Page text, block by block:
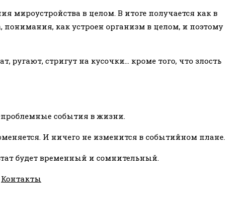
мироустройства в целом. В итоге получается как в
понимания, как устроен организм в целом, и поэтому
стригут на кусочки… кроме того, что злость
события в жизни.
И ничего не изменится в событийном плане.
будет временный и сомнительный.
Контакты